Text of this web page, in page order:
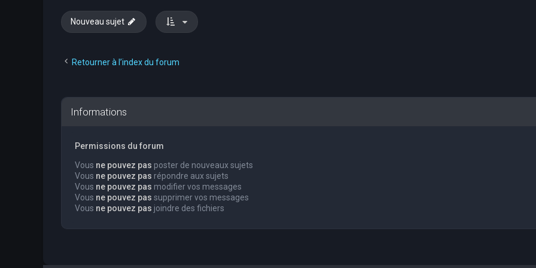
Nouveau sujet
Retourner à l’index du forum
Informations
Permissions du forum
Vous ne pouvez pas poster de nouveaux sujets
Vous ne pouvez pas répondre aux sujets
Vous ne pouvez pas modifier vos messages
Vous ne pouvez pas supprimer vos messages
Vous ne pouvez pas joindre des fichiers